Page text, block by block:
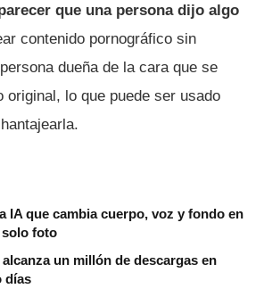
que una persona dijo algo
contenido pornográfico sin
dueña de la cara que se
original, lo que puede ser usado
IA que cambia cuerpo, voz y fondo en
foto
un millón de descargas en
días